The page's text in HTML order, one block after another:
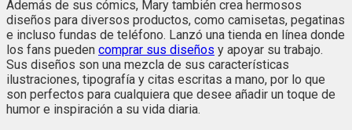
Además de sus cómics, Mary también crea hermosos
diseños para diversos productos, como camisetas, pegatinas
e incluso fundas de teléfono. Lanzó una tienda en línea donde
los fans pueden comprar sus diseños y apoyar su trabajo.
Sus diseños son una mezcla de sus características
ilustraciones, tipografía y citas escritas a mano, por lo que
son perfectos para cualquiera que desee añadir un toque de
humor e inspiración a su vida diaria.